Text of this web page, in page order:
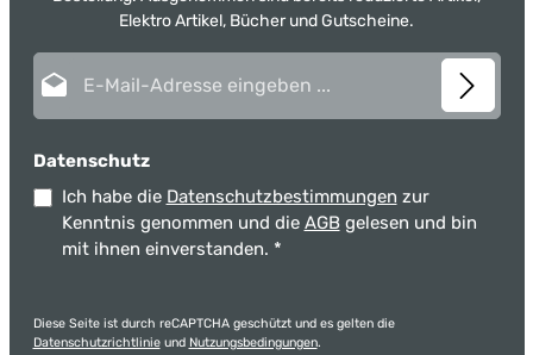
Elektro Artikel, Bücher und Gutscheine.
Datenschutz
Ich habe die Datenschutzbestimmungen zur
Kenntnis genommen und die AGB gelesen und bin
mit ihnen einverstanden. *
Diese Seite ist durch reCAPTCHA geschützt und es gelten die
Datenschutzrichtlinieund Nutzungsbedingungen.